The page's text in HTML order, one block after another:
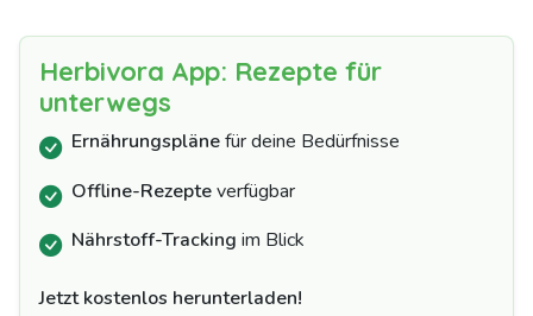
Herbivora App: Rezepte für
unterwegs
Ernährungsplänefür deine Bedürfnisse
Offline-Rezepteverfügbar
Nährstoff-Tracking im Blick
Jetzt kostenlos herunterladen!